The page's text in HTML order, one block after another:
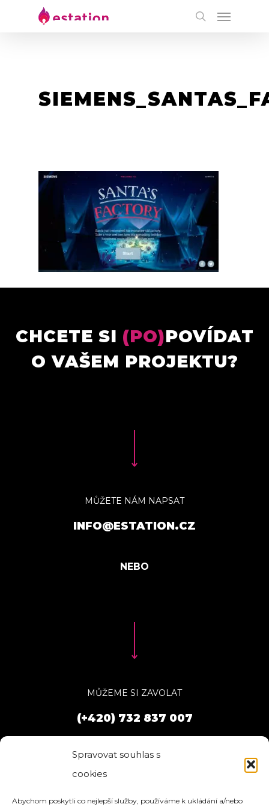
Spravovat souhlas s
cookies
Abychom poskytli co nejlepší služby, používáme k ukládání a/nebo
CHCETE SI (PO)POVÍDAT
O VAŠEM PROJEKTU?
MŮŽETE NÁM NAPSAT
INFO@ESTATION.CZ
MŮŽEME SI ZAVOLAT
(+420) 732 837 007